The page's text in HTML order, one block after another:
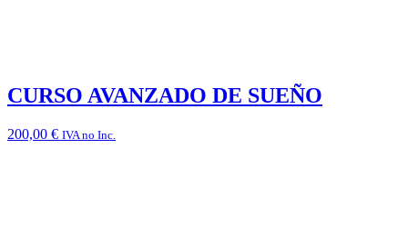
CURSO AVANZADO DE SUEÑO
200,00 € IVA no Inc.